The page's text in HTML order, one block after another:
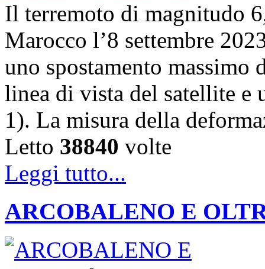
Il terremoto di magnitudo
Marocco l’8 settembre
uno spostamento
linea di vista del satellite
1). La misura della
Letto 38840 volte
Leggi tutto...
ARCOBALENO E